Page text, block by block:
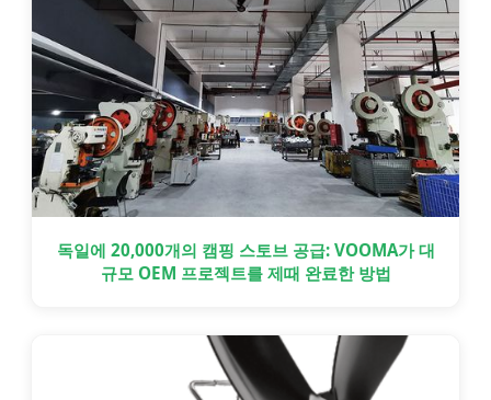
독일에 20,000개의 캠핑 스토브 공급: VOOMA가 대
규모 OEM 프로젝트를 제때 완료한 방법